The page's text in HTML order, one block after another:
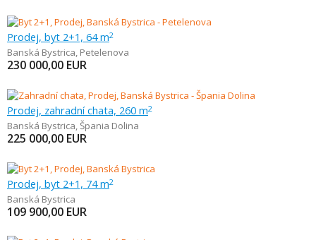
Prodej, byt 2+1, 64 m2
Banská Bystrica, Petelenova
230 000,00 EUR
Prodej, zahradní chata, 260 m2
Banská Bystrica,Špania Dolina
225 000,00 EUR
Prodej, byt 2+1, 74 m2
Banská Bystrica
109 900,00 EUR